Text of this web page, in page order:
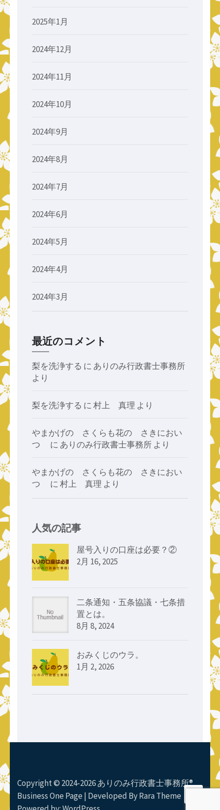
2025年1月
2024年12月
2024年11月
2024年10月
2024年9月
2024年8月
2024年7月
2024年6月
2024年5月
2024年4月
2024年3月
最近のコメント
梨を洗浄する に ありのみ行政書士事務所
より
梨を洗浄する に村上 真理 より
やまかげの さくらも花の さきにおい
つゝ
に ありのみ行政書士事務所 より
やまかげの さくらも花の さきにおい
つゝ
に村上 真理 より
人気の記事
屋号入りの口座は必要？②
2月 16, 2025
二条通知・五条協議・七条措
置とは。
8月 8, 2024
おみくじのウラ。
1月 2, 2026
Copyright © 2024-2026 ありのみ行政書士事務所®
Business One Page | Developed ByRara Theme